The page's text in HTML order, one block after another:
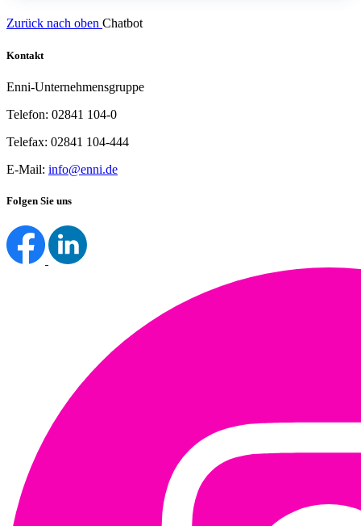
Zurück nach oben Chatbot
Kontakt
Enni-Unternehmensgruppe
Telefon: 02841 104-0
Telefax: 02841 104-444
E-Mail: info@enni.de
Folgen Sie uns